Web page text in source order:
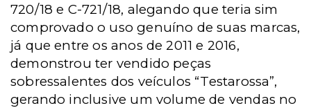
720/18 e C-721/18, alegando que teria sim
comprovado o uso genuíno de suas marcas,
já que entre os anos de 2011 e 2016,
demonstrou ter vendido peças
sobressalentes dos veículos “Testarossa”,
gerando inclusive um volume de vendas no